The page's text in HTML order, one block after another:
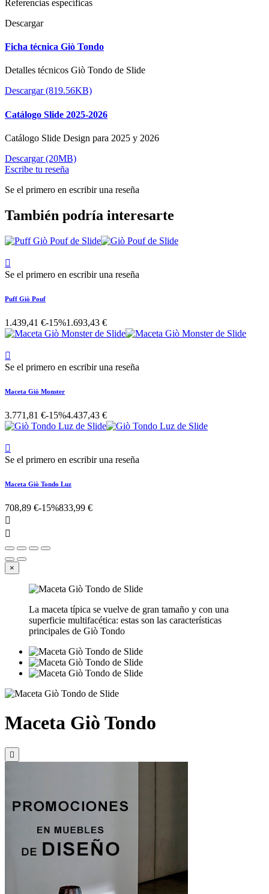
Referencias específicas
Descargar
Ficha técnica Giò Tondo
Detalles técnicos Giò Tondo de Slide
Descargar (819.56KB)
Catálogo Slide 2025-2026
Catálogo Slide Design para 2025 y 2026
Descargar (20MB)
Escribe tu reseña
Se el primero en escribir una reseña
También podría interesarte

Se el primero en escribir una reseña
Puff Giò Pouf
1.439,41 €-15%1.693,43 €

Se el primero en escribir una reseña
Maceta Giò Monster
3.771,81 €-15%4.437,43 €

Se el primero en escribir una reseña
Maceta Giò Tondo Luz
708,89 €-15%833,99 €


×
La maceta típica se vuelve de gran tamaño y con una
superficie multifacética: estas son las características
principales de Giò Tondo
Maceta Giò Tondo
